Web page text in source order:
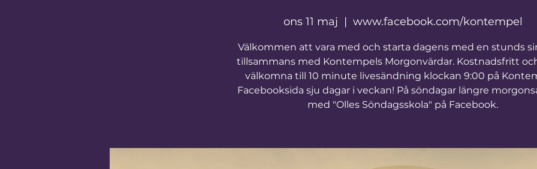
ons 11 maj
  |
www.facebook.com/kontempel
Välkommen att vara med och starta dagens med en stunds
tillsammans med Kontempels Morgonvärdar. Kostnadsfritt
välkomna till 10 minute livesändning klockan 9:00 på
Facebooksida sju dagar i veckan! På söndagar längre
med "Olles Söndagsskola" på Facebook.